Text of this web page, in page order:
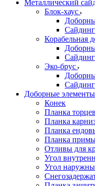
Металлический
Блок-хаус
Сайдинг
Корабельная
Сайдинг
Эко-брус
Сайдинг
Доборные
Конек
Планка
Планка
Планка
Планка
Отливы для
Угол
Угол